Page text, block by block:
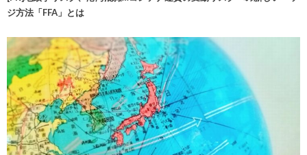
ジ方法「FFA」とは